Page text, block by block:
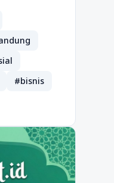
#bisnis